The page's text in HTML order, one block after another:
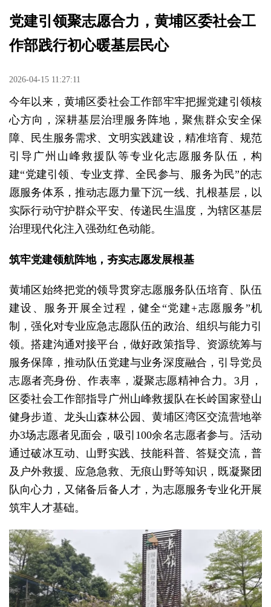
党建引领聚志愿合力，黄埔区委社会工
作部践行初心暖基层民心
2026-04-15 11:27:11
今年以来，黄埔区委社会工作部牢牢把握党建引领核
心方向，深耕基层治理服务阵地，聚焦群众安全保
障、民生服务需求、文明实践建设，精准培育、规范
引导广州山峰救援队等专业化志愿服务队伍，构
建“党建引领、专业支撑、全民参与、服务为民”的志
愿服务体系，推动志愿力量下沉一线、扎根基层，以
实际行动守护群众平安、传递民生温度，为辖区基层
治理现代化注入强劲红色动能。
筑牢党建领航阵地，夯实志愿发展根基
黄埔区始终把党的领导贯穿志愿服务队伍培育、队伍
建设、服务开展全过程，健全“党建+志愿服务”机
制，强化对专业应急志愿队伍的政治、组织与能力引
领。搭建沟通对接平台，做好政策指导、资源统筹与
服务保障，推动队伍党建与业务深度融合，引导党员
志愿者亮身份、作表率，凝聚志愿精神合力。3月，
区委社会工作部指导广州山峰救援队在长岭国家登山
健身步道、龙头山森林公园、黄埔区湾区交流营地举
办3场志愿者见面会，吸引100余名志愿者参与。活动
通过破冰互动、山野实践、技能科普、答疑交流，普
及户外救援、应急急救、无痕山野等知识，既凝聚团
队向心力，又储备后备人才，为志愿服务专业化开展
筑牢人才基础。